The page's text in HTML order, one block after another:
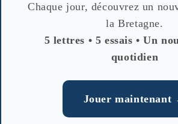
Chaque jour, découvrez un
la Bretagne.
5 lettres • 5 essais • Un
quotidien
Jouer maintenant